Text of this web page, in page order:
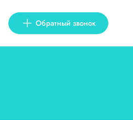
Обратный звонок